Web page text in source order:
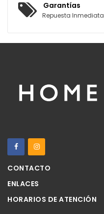
Garantías
Repuesta Inmediata
CONTACTO
ENLACES
HORARIOS DE ATENCIÓN